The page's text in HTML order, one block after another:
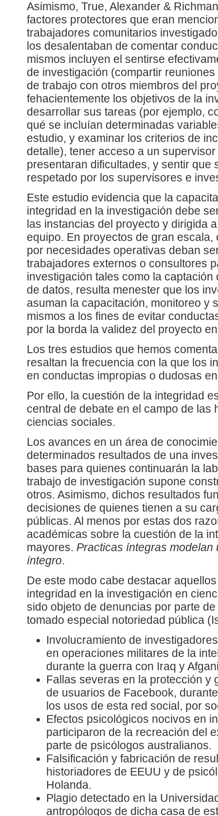
Asimismo, True, Alexander &
factores protectores que eran
trabajadores comunitarios
los desalentaban de comentar
mismos incluyen el sentirse
de investigación (compartir
de trabajo con otros miembros del
fehacientemente los objetivos de la
desarrollar sus tareas (por ejemplo,
qué se incluían determinadas
estudio, y examinar los criterios de
detalle), tener acceso a un
presentaran dificultades, y sentir que
respetado por los supervisores e
Este estudio evidencia que la
integridad en la investigación debe
las instancias del proyecto y dirigida
equipo. En proyectos de gran
por necesidades operativas deban
trabajadores externos o consultores
investigación tales como la
de datos, resulta menester que los
asuman la capacitación, monitoreo y
mismos a los fines de evitar
por la borda la validez del proyecto
Los tres estudios que hemos
resaltan la frecuencia con la que los
en conductas impropias o dudosas
Por ello, la cuestión de la integridad
central de debate en el campo de las
ciencias sociales.
Los avances en un área de
determinados resultados de una
bases para quienes continuarán la
trabajo de investigación supone
otros. Asimismo, dichos resultados
decisiones de quienes tienen a su
públicas. Al menos por estas dos
académicas sobre la cuestión de la
mayores. Practicas íntegras modelan
íntegro.
De este modo cabe destacar
integridad en la investigación en
sido objeto de denuncias por parte
tomado especial notoriedad pública
Involucramiento de
en operaciones militares de la
durante la guerra con Iraq y
Fallas severas en la protección y
de usuarios de Facebook,
los usos de esta red social, por
Efectos psicológicos nocivos en
participaron de la recreación del
parte de psicólogos australianos.
Falsificación y fabricación de
historiadores de EEUU y de
Holanda.
Plagio detectado en la
antropólogos de dicha casa de